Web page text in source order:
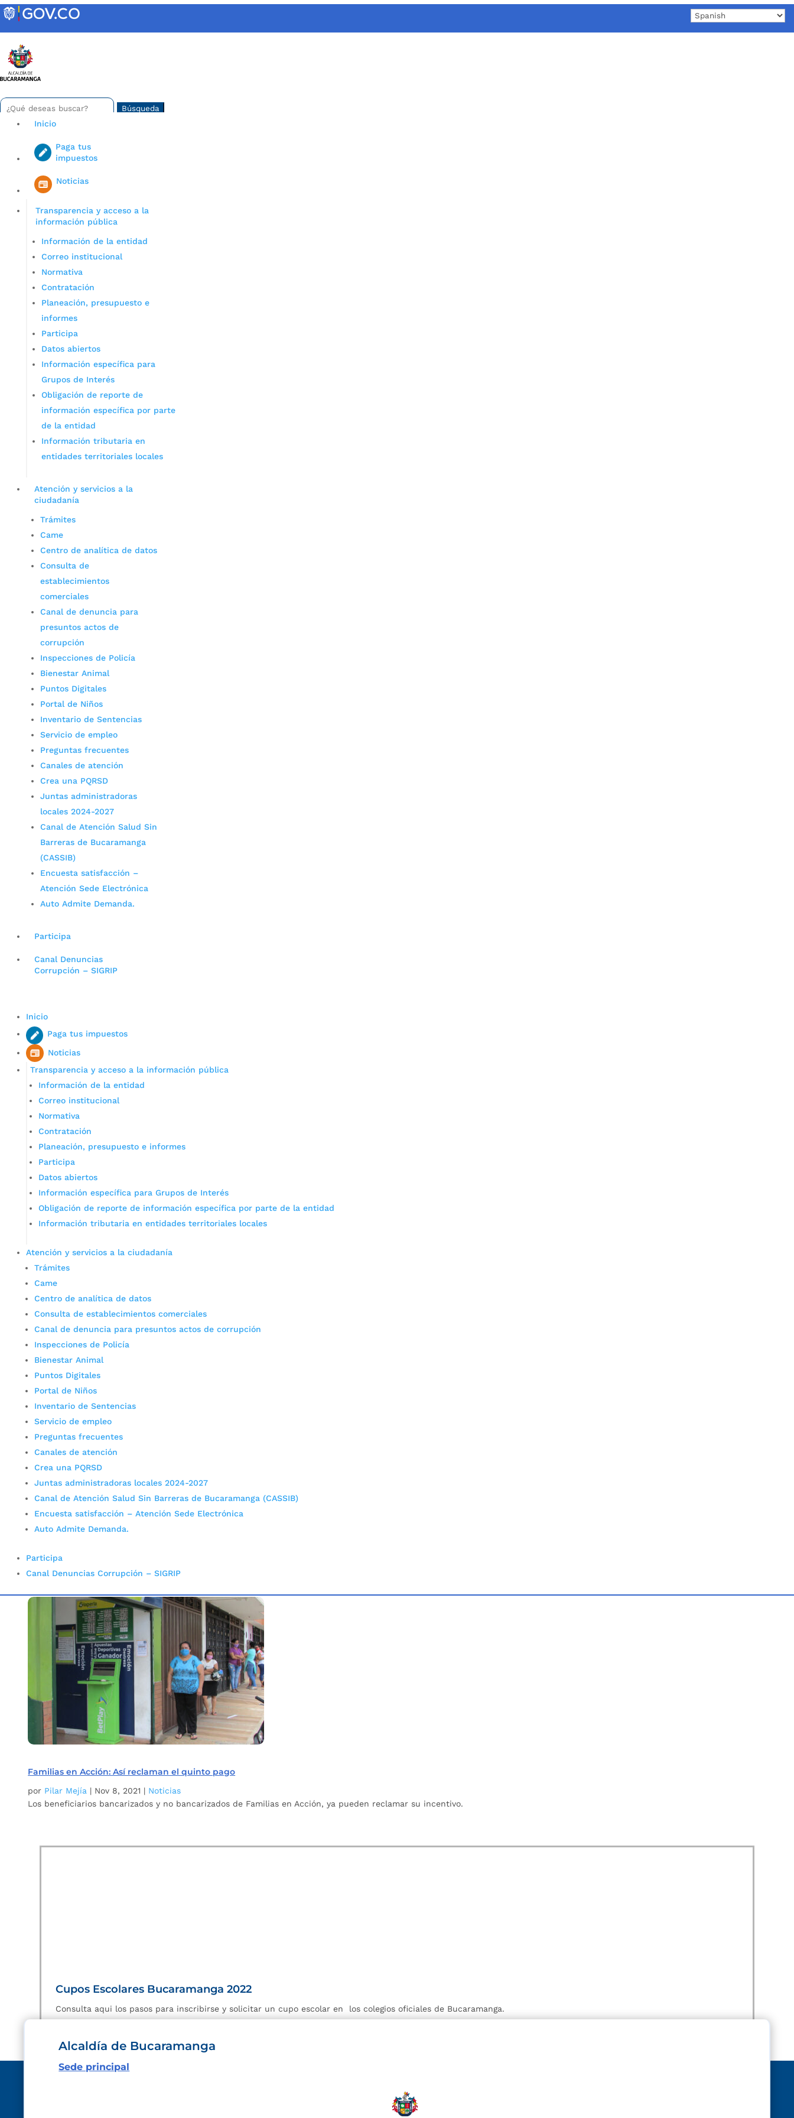
Skip
to
Buscar:
Search
for...
Iniciar sesión en gov co
Inicio
Paga tus
impuestos
Noticias
Transparencia y acceso a la
información pública
Información de la entidad
Correo institucional
Normativa
Contratación
Planeación, presupuesto e
informes
Participa
Datos abiertos
Información específica para
Grupos de Interés
Obligación de reporte de
información específica por parte
de la entidad
Información tributaria en
entidades territoriales locales
Atención y servicios a la
ciudadanía
Trámites
Came
Centro de analítica de datos
Consulta de
establecimientos
comerciales
Canal de denuncia para
presuntos actos de
corrupción
Inspecciones de Policía
Bienestar Animal
Puntos Digitales
Portal de Niños
Inventario de Sentencias
Servicio de empleo
Preguntas frecuentes
Canales de atención
Crea una PQRSD
Juntas administradoras
locales 2024-2027
Canal de Atención Salud Sin
Barreras de Bucaramanga
(CASSIB)
Encuesta satisfacción –
Atención Sede Electrónica
Auto Admite Demanda.
Participa
Canal Denuncias
Corrupción – SIGRIP
Inicio
Paga tus impuestos
Noticias
Transparencia y acceso a la información pública
Información de la entidad
Correo institucional
Normativa
Contratación
Planeación, presupuesto e informes
Participa
Datos abiertos
Información específica para Grupos de Interés
Obligación de reporte de información específica por parte de la entidad
Información tributaria en entidades territoriales locales
Atención y servicios a la ciudadanía
Trámites
Came
Centro de analítica de datos
Consulta de establecimientos comerciales
Canal de denuncia para presuntos actos de corrupción
Inspecciones de Policía
Bienestar Animal
Puntos Digitales
Portal de Niños
Inventario de Sentencias
Servicio de empleo
Preguntas frecuentes
Canales de atención
Crea una PQRSD
Juntas administradoras locales 2024-2027
Canal de Atención Salud Sin Barreras de Bucaramanga (CASSIB)
Encuesta satisfacción – Atención Sede Electrónica
Auto Admite Demanda.
Participa
Canal Denuncias Corrupción – SIGRIP
Etiqueta: Familias en Accion pagos
Familias en Acción: Así reclaman el quinto pago
por Pilar Mejía | Nov 8, 2021 | Noticias
Los beneficiarios bancarizados y no bancarizados de Familias en Acción, ya pueden reclamar su incentivo.
Cupos Escolares Bucaramanga 2022
Consulta aqui los pasos para inscribirse y solicitar un cupo escolar en los colegios oficiales de Bucaramanga.
Alcaldía de Bucaramanga
Sede principal